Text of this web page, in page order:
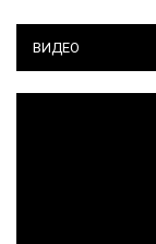
ВИДЕО